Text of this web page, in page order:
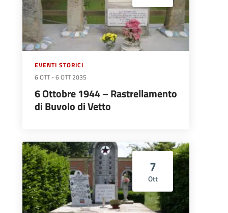
EVENTI STORICI
6 OTT -6 OTT 2035
6 Ottobre 1944 – Rastrellamento
di Buvolo di Vetto
7
Ott